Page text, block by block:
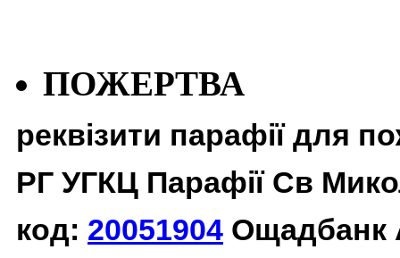
ПОЖЕРТВА
реквізити парафії для
РГ УГКЦ Парафії Св
код: 20051904 Ощадбанк